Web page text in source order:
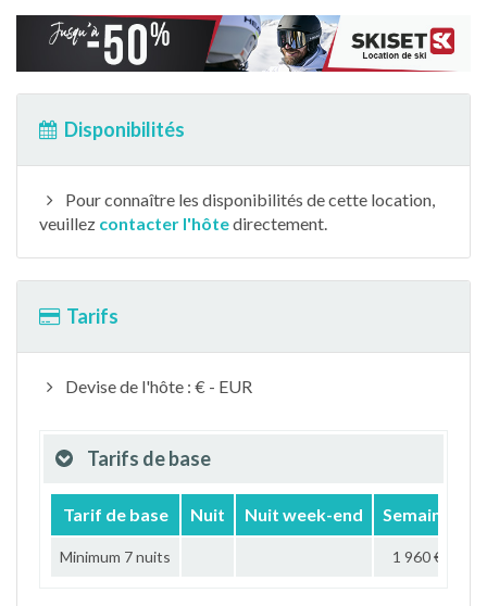
Disponibilités
Pour connaître les disponibilités de cette location,
veuillez contacter l'hôtedirectement.
Tarifs
Devise de l'hôte : € - EUR
Tarifs de base
Tarif de base Nuit Nuit week-end Semaine
Minimum 7 nuits 1 960 €